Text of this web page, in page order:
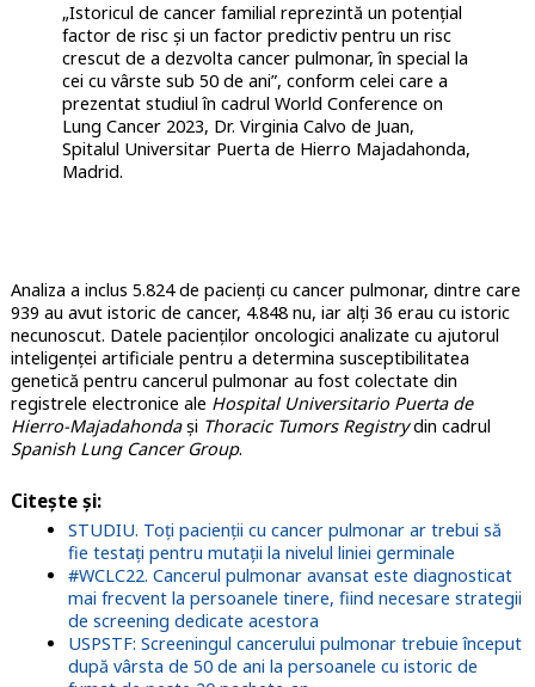
„Istoricul de cancer familial reprezintă un potențial
factor de risc și un factor predictiv pentru un risc
crescut de a dezvolta cancer pulmonar, în special la
cei cu vârste sub 50 de ani”, conform celei care a
prezentat studiul în cadrul World Conference on
Lung Cancer 2023, Dr. Virginia Calvo de Juan,
Spitalul Universitar Puerta de Hierro Majadahonda,
Madrid.
Analiza a inclus 5.824 de pacienți cu cancer pulmonar, dintre care
939 au avut istoric de cancer, 4.848 nu, iar alți 36 erau cu istoric
necunoscut. Datele pacienților oncologici analizate cu ajutorul
inteligenței artificiale pentru a determina susceptibilitatea
genetică pentru cancerul pulmonar au fost colectate din
registrele electronice ale Hospital Universitario Puerta de
Hierro-Majadahondași Thoracic Tumors Registrydin cadrul
Spanish Lung Cancer Group.
Citește și:
STUDIU. Toți pacienții cu cancer pulmonar ar trebui să
fie testați pentru mutații la nivelul liniei germinale
#WCLC22. Cancerul pulmonar avansat este diagnosticat
mai frecvent la persoanele tinere, fiind necesare strategii
de screening dedicate acestora
USPSTF: Screeningul cancerului pulmonar trebuie început
după vârsta de 50 de ani la persoanele cu istoric de